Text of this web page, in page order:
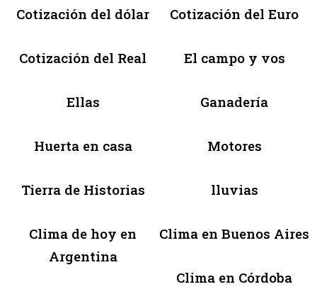
Cotización del dólar Cotización del Euro
Cotización del Real El campo y vos
Ellas Ganadería
Huerta en casa Motores
Tierra de Historias lluvias
Clima de hoy en
Argentina
Clima en Buenos Aires
Clima en Córdoba